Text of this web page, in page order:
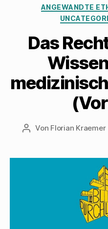
ANGEWANDTE
Das
Beitragsautor
Von Florian Kraemer